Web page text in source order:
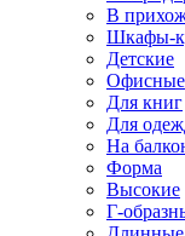
В
Шкафы-
Детские
Офисные
Для книг
Для
На
Форма
Высокие
Г-